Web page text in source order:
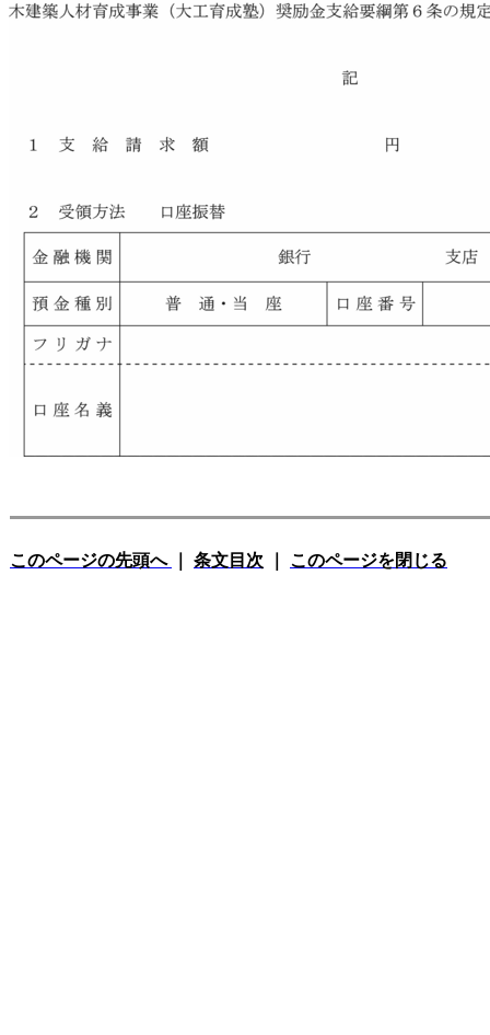
このページの先頭へ 条文目次 このページを閉じる